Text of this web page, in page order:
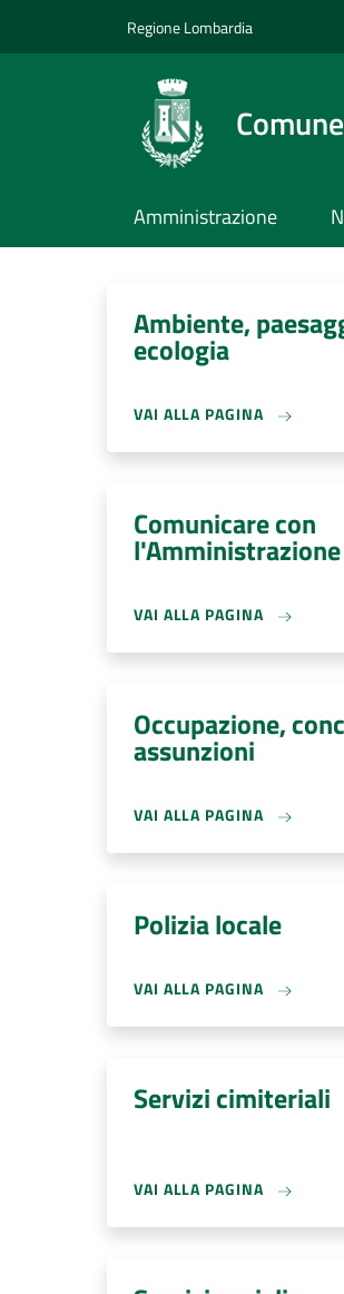
Regione Lombardia
Amministrazione
Ambiente,
ecologia
VAI ALLA PAGINA
Comunicare con
l'Amministrazione
VAI ALLA PAGINA
Occupazione,
assunzioni
VAI ALLA PAGINA
Polizia locale
VAI ALLA PAGINA
Servizi cimiteriali
VAI ALLA PAGINA